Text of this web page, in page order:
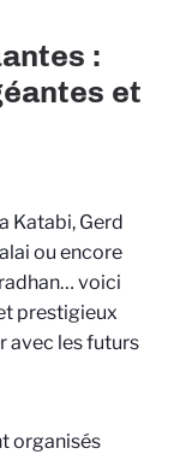
:
et
Katabi, Gerd
ou encore
voici
prestigieux
avec les futurs
organisés